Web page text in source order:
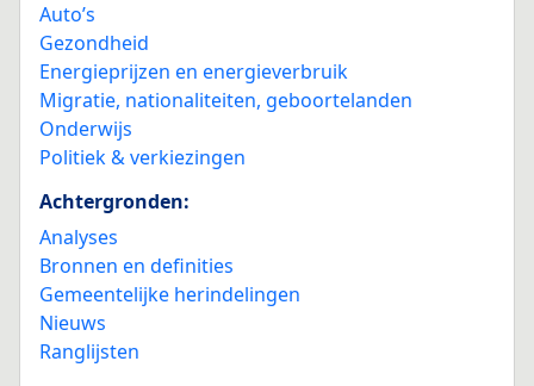
Auto’s
Gezondheid
Energieprijzen en energieverbruik
Migratie, nationaliteiten, geboortelanden
Onderwijs
Politiek & verkiezingen
Achtergronden:
Analyses
Bronnen en definities
Gemeentelijke herindelingen
Nieuws
Ranglijsten